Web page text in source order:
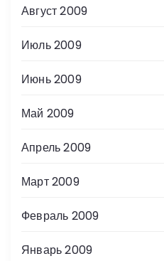
Август 2009
Июль 2009
Июнь 2009
Май 2009
Апрель 2009
Март 2009
Февраль 2009
Январь 2009